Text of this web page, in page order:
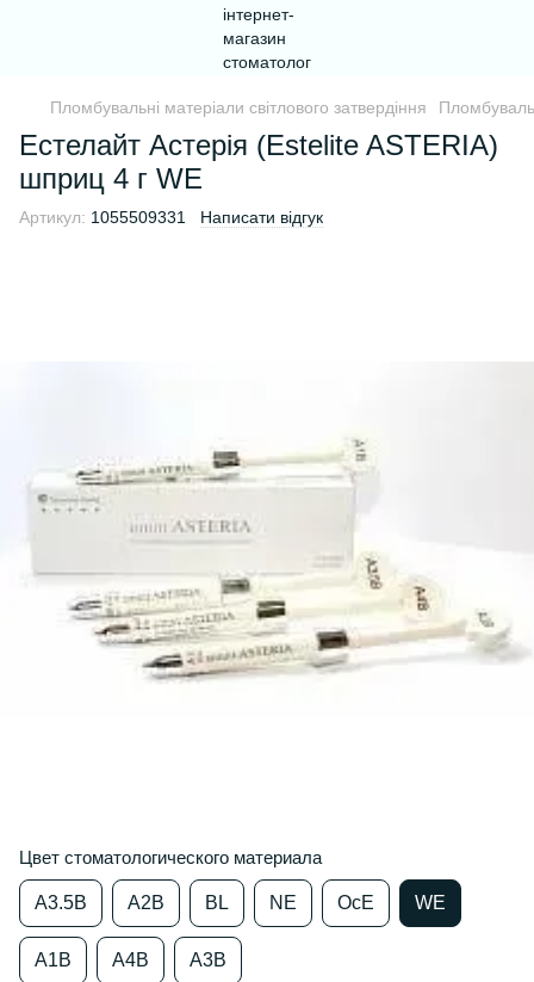
Пломбувальні матеріали світлового затвердіння
Естелайт Астерія (Estelite ASTERIA)
шприц 4 г WE
Артикул: 1055509331 Написати відгук
Цвет стоматологического материала
А3.5В A2B BL NE OcE WE
A1B A4B A3B